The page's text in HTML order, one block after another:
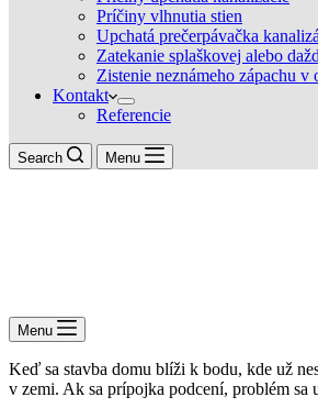
Príčiny vlhnutia stien
Upchatá prečerpávačka
Zatekanie splaškovej alebo
Zistenie neznámeho zápachu v
Kontakt
Referencie
Search Menu
Menu
Keď sa stavba domu blíži k bodu, kde už
v zemi. Ak sa prípojka podcení, problém sa